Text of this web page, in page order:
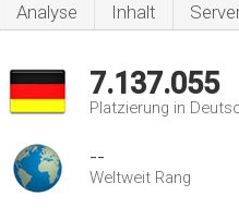
Analyse Inhalt
7.137.055
Platzierung in
--
Weltweit Rang